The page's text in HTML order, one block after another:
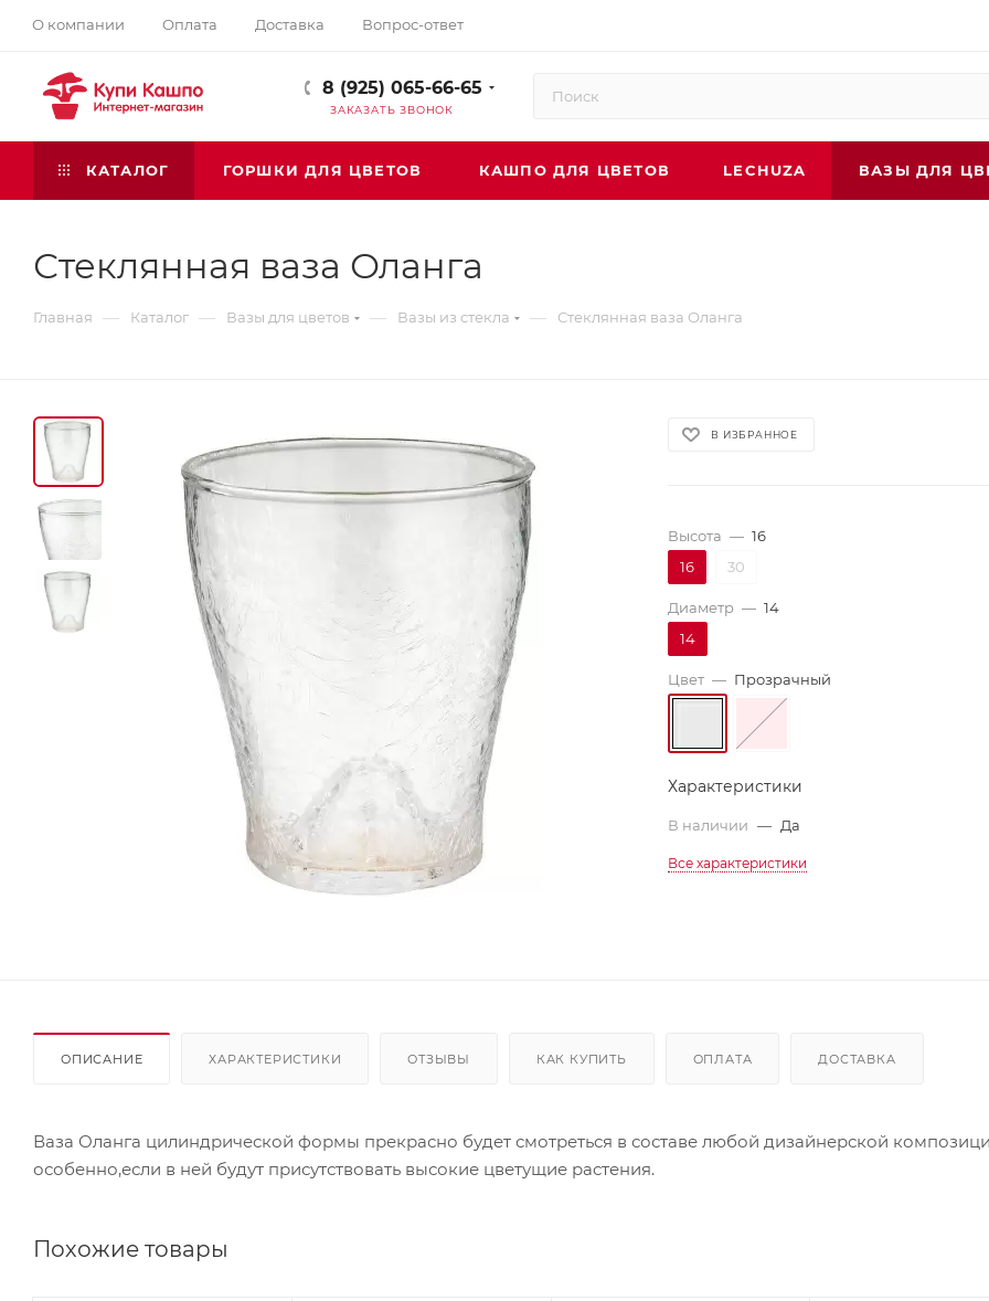
О компании Оплата Доставка Вопрос-ответ
8 (925) 065-66-65
ЗАКАЗАТЬ ЗВОНОК
КАТАЛОГ ГОРШКИ ДЛЯ ЦВЕТОВ КАШПО ДЛЯ ЦВЕТОВ LECHUZA ВАЗЫ ДЛЯ
Стеклянная ваза Оланга
Главная — Каталог — Вазы для цветов — Вазы из стекла — Стеклянная ваза Оланга
В ИЗБРАННОЕ
Высота — 16
16
30
Диаметр — 14
14
Цвет — Прозрачный
Характеристики
В наличии — Да
Все характеристики
ОПИСАНИЕ ХАРАКТЕРИСТИКИ ОТЗЫВЫ КАК КУПИТЬ ОПЛАТА ДОСТАВКА
Ваза Оланга цилиндрической формы прекрасно будет смотреться в составе любой дизайнерской
особенно,если в ней будут присутствовать высокие цветущие растения.
Похожие товары